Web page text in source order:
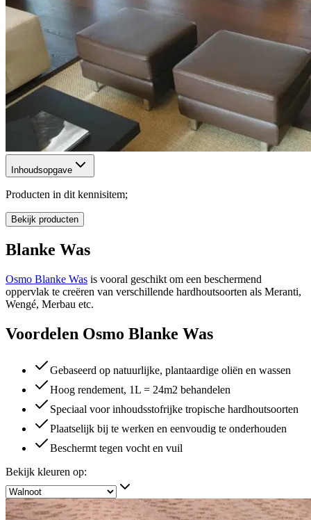
Inhoudsopgave
Producten in dit kennisitem;
Bekijk producten
Blanke Was
Osmo Blanke Was is vooral geschikt om een beschermend
oppervlak te creëren van verschillende hardhoutsoorten als Meranti,
Wengé, Merbau etc.
Voordelen Osmo Blanke Was
Gebaseerd op natuurlijke, plantaardige oliën en wassen
Hoog rendement, 1L = 24m2 behandelen
Speciaal voor inhoudsstofrijke tropische hardhoutsoorten
Plaatselijk bij te werken en eenvoudig te onderhouden
Beschermt tegen vocht en vuil
Bekijk kleuren op: